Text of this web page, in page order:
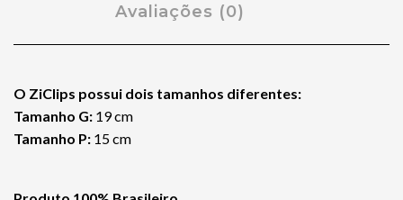
Avaliações (0)
O ZiClips possui dois tamanhos diferentes:
Tamanho G: 19 cm
Tamanho P: 15 cm